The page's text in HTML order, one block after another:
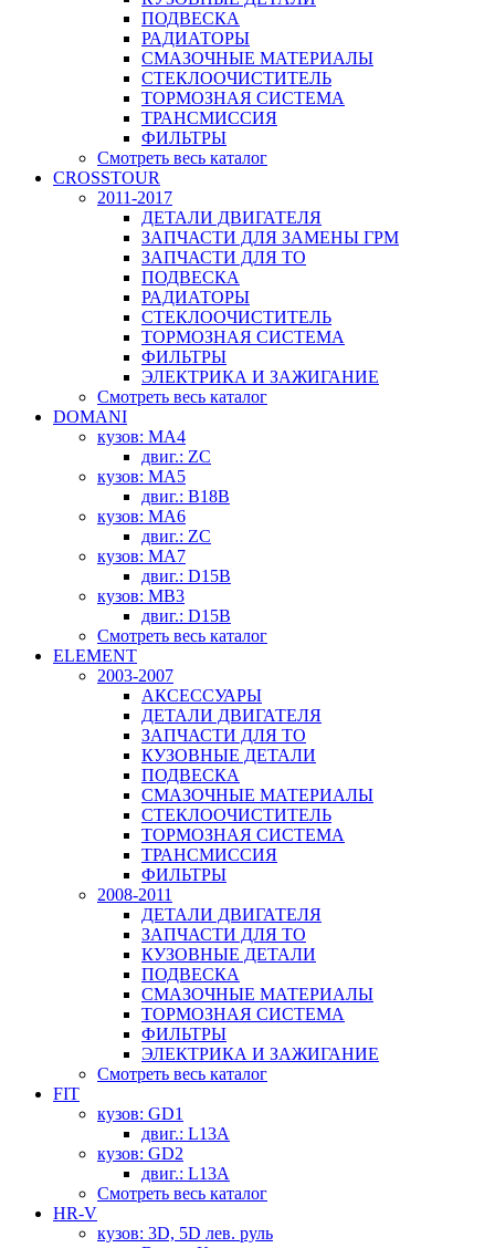
ПОДВЕСКА
РАДИАТОРЫ
СМАЗОЧНЫЕ МАТЕРИАЛЫ
СТЕКЛООЧИСТИТЕЛЬ
ТОРМОЗНАЯ СИСТЕМА
ТРАНСМИССИЯ
ФИЛЬТРЫ
Смотреть весь каталог
CROSSTOUR
2011-2017
ДЕТАЛИ ДВИГАТЕЛЯ
ЗАПЧАСТИ ДЛЯ ЗАМЕНЫ ГРМ
ЗАПЧАСТИ ДЛЯ ТО
ПОДВЕСКА
РАДИАТОРЫ
СТЕКЛООЧИСТИТЕЛЬ
ТОРМОЗНАЯ СИСТЕМА
ФИЛЬТРЫ
ЭЛЕКТРИКА И ЗАЖИГАНИЕ
Смотреть весь каталог
DOMANI
кузов: MA4
двиг.: ZC
кузов: MA5
двиг.: B18B
кузов: MA6
двиг.: ZC
кузов: MA7
двиг.: D15B
кузов: MB3
двиг.: D15B
Смотреть весь каталог
ELEMENT
2003-2007
АКСЕССУАРЫ
ДЕТАЛИ ДВИГАТЕЛЯ
ЗАПЧАСТИ ДЛЯ ТО
КУЗОВНЫЕ ДЕТАЛИ
ПОДВЕСКА
СМАЗОЧНЫЕ МАТЕРИАЛЫ
СТЕКЛООЧИСТИТЕЛЬ
ТОРМОЗНАЯ СИСТЕМА
ТРАНСМИССИЯ
ФИЛЬТРЫ
2008-2011
ДЕТАЛИ ДВИГАТЕЛЯ
ЗАПЧАСТИ ДЛЯ ТО
КУЗОВНЫЕ ДЕТАЛИ
ПОДВЕСКА
СМАЗОЧНЫЕ МАТЕРИАЛЫ
ТОРМОЗНАЯ СИСТЕМА
ФИЛЬТРЫ
ЭЛЕКТРИКА И ЗАЖИГАНИЕ
Смотреть весь каталог
FIT
кузов: GD1
двиг.: L13A
кузов: GD2
двиг.: L13A
Смотреть весь каталог
HR-V
кузов: 3D, 5D лев. руль